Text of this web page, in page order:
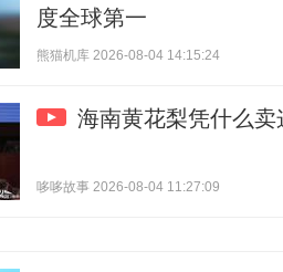
度全球第一
熊猫机库 2026-08-04 14:15:24
海南黄花梨凭什么
哆哆故事 2026-08-04 11:27:09